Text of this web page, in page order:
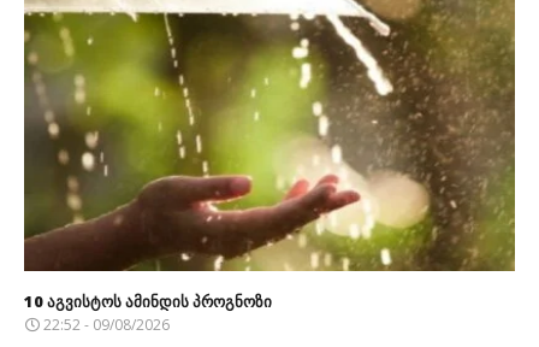
10 აგვისტოს ამინდის პროგნოზი
22:52 - 09/08/2026